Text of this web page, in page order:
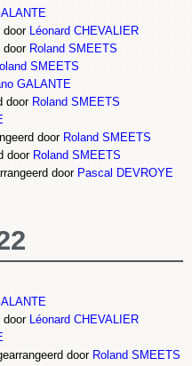
door Léonard CHEVALIER
door Roland SMEETS
SMEETS
GALANTE
door Roland SMEETS
door Roland SMEETS
door Roland SMEETS
door Pascal DEVROYE
door Léonard CHEVALIER
door Roland SMEETS